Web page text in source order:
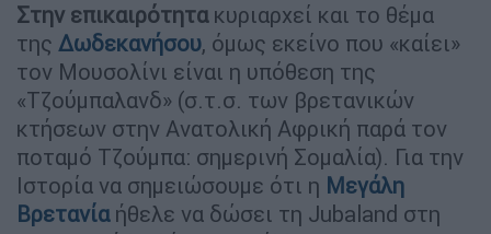
Στην επικαιρότητακυριαρχεί και το θέμα
της Δωδεκανήσου, όμως εκείνο που «καίει»
τον Μουσολίνι είναι η υπόθεση της
«Τζούμπαλανδ» (σ.τ.σ. των βρετανικών
κτήσεων στην Ανατολική Αφρική παρά τον
ποταμό Τζούμπα: σημερινή Σομαλία). Για την
Ιστορία να σημειώσουμε ότι η Μεγάλη
Βρετανίαήθελε να δώσει τη Jubaland στη